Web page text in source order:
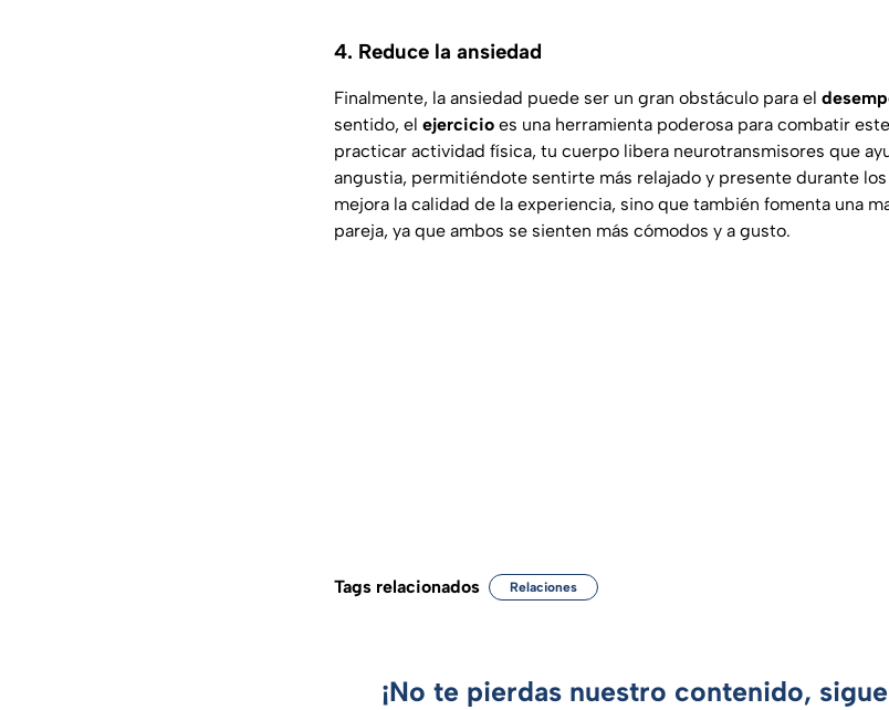
4. Reduce la ansiedad
Finalmente, la ansiedad puede ser un gran obstáculo para el
sentido, el ejercicio es una herramienta poderosa para combatir
practicar actividad física, tu cuerpo libera neurotransmisores que
angustia, permitiéndote sentirte más relajado y presente durante
mejora la calidad de la experiencia, sino que también fomenta una
pareja, ya que ambos se sienten más cómodos y a gusto.
Tags relacionados Relaciones
¡No te pierdas nuestro contenido,